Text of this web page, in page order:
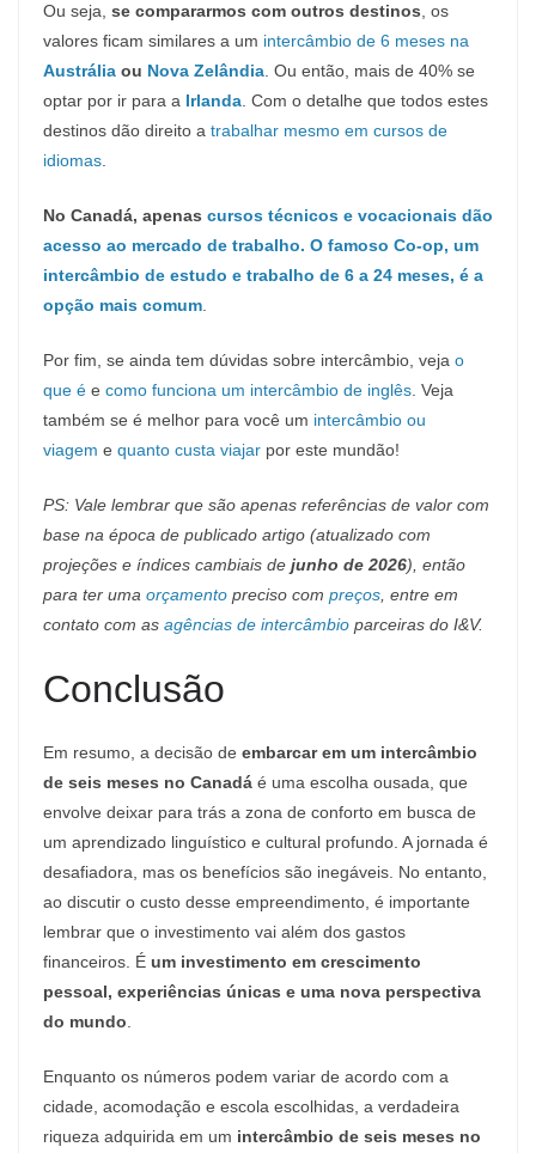
Ou seja, se compararmos com outros destinos , os
valores ficam similares a um intercâmbio de 6 meses na
Austrália ou Nova Zelândia . Ou então, mais de 40% se
optar por ir para a Irlanda . Com o detalhe que todos estes
destinos dão direito a trabalhar mesmo em cursos de
idiomas
No Canadá, apenas cursos técnicos e vocacionais dão
acesso ao mercado de trabalho. O famoso Co-op, um
intercâmbio de estudo e trabalho de 6 a 24 meses, é a
opção mais comum
Por fim, se ainda tem dúvidas sobre intercâmbio, veja o
que é e como funciona um intercâmbio de inglês . Veja
também se é melhor para você um intercâmbio ou
viagem e quanto custa viajar por este mundão!
PS: Vale lembrar que são apenas referências de valor com
base na época de publicado artigo (atualizado com
projeções e índices cambiais de junho de 2026), então
para ter uma orçamento preciso com preços , entre em
contato com as agências de intercâmbio parceiras do I&V.
Conclusão
Em resumo, a decisão de embarcar em um intercâmbio
de seis meses no Canadá é uma escolha ousada, que
envolve deixar para trás a zona de conforto em busca de
um aprendizado linguístico e cultural profundo. A jornada é
desafiadora, mas os benefícios são inegáveis. No entanto,
ao discutir o custo desse empreendimento, é importante
lembrar que o investimento vai além dos gastos
financeiros. É um investimento em crescimento
pessoal, experiências únicas e uma nova perspectiva
do mundo
Enquanto os números podem variar de acordo com a
cidade, acomodação e escola escolhidas, a verdadeira
riqueza adquirida em um intercâmbio de seis meses no